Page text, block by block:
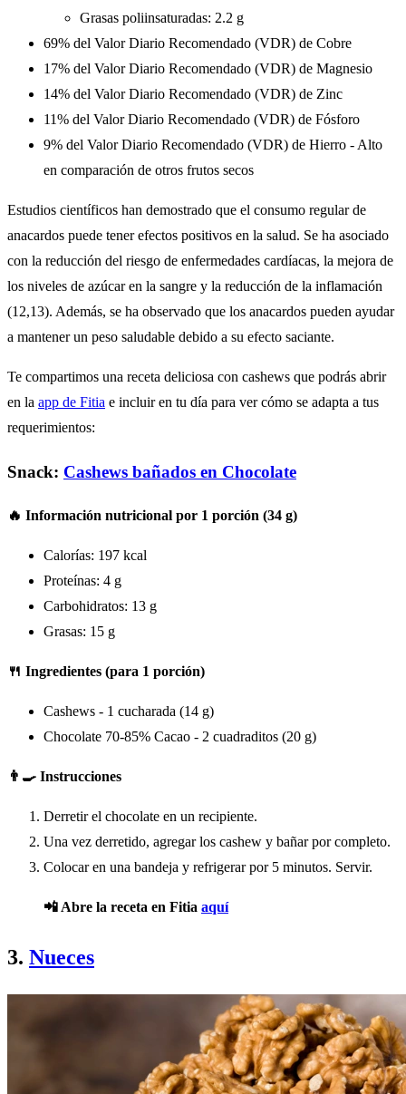
Grasas poliinsaturadas: 2.2 g
69% del Valor Diario Recomendado (VDR) de Cobre
17% del Valor Diario Recomendado (VDR) de Magnesio
14% del Valor Diario Recomendado (VDR) de Zinc
11% del Valor Diario Recomendado (VDR) de Fósforo
9% del Valor Diario Recomendado (VDR) de Hierro - Alto
en comparación de otros frutos secos
Estudios científicos han demostrado que el consumo regular de
anacardos puede tener efectos positivos en la salud. Se ha asociado
con la reducción del riesgo de enfermedades cardíacas, la mejora de
los niveles de azúcar en la sangre y la reducción de la inflamación
(12,13). Además, se ha observado que los anacardos pueden ayudar
a mantener un peso saludable debido a su efecto saciante.
Te compartimos una receta deliciosa con cashews que podrás abrir
en la app de Fitia e incluir en tu día para ver cómo se adapta a tus
requerimientos:
Snack: Cashews bañados en Chocolate
🔥 Información nutricional por 1 porción (34 g)
Calorías: 197 kcal
Proteínas: 4 g
Carbohidratos: 13 g
Grasas: 15 g
🍴 Ingredientes (para 1 porción)
Cashews - 1 cucharada (14 g)
Chocolate 70-85% Cacao - 2 cuadraditos (20 g)
👨‍🍳 Instrucciones
Derretir el chocolate en un recipiente.
Una vez derretido, agregar los cashew y bañar por completo.
Colocar en una bandeja y refrigerar por 5 minutos. Servir.
📲 Abre la receta en Fitia aquí
3. Nueces